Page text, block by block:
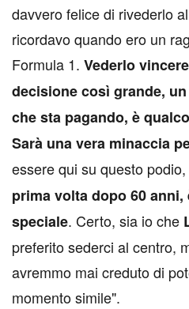
davvero felice di rivederlo
ricordavo quando ero un
Formula 1. Vederlo
decisione così grande,
che sta pagando, è
Sarà una vera minaccia
essere qui su questo podio,
prima volta dopo 60 anni,
speciale. Certo, sia io che
preferito sederci al centro,
avremmo mai creduto di
momento simile".